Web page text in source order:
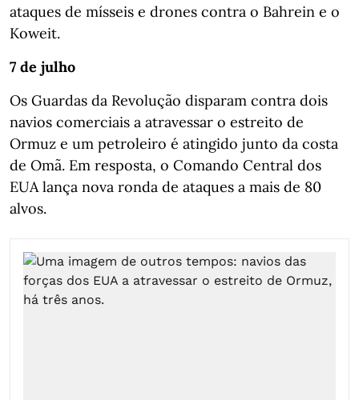
ataques de mísseis e drones contra o Bahrein e o
Koweit.
7 de julho
Os Guardas da Revolução disparam contra dois
navios comerciais a atravessar o estreito de
Ormuz e um petroleiro é atingido junto da costa
de Omã. Em resposta, o Comando Central dos
EUA lança nova ronda de ataques a mais de 80
alvos.